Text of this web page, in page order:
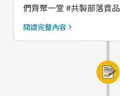
們齊聚一堂 #共製部落貢品 從傳統美食著手為
鄉運盡一份力 到了傍晚，真的很幸運的～ 可以
閱讀完整內容